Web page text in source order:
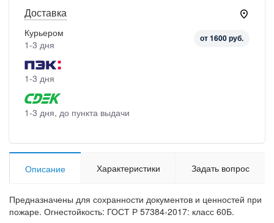
Доставка
Курьером
1-3 дня
от 1600 руб.
1-3 дня
1-3 дня, до пункта выдачи
Описание Характеристики Задать вопрос
Предназначены для сохранности документов и ценностей при
пожаре. Огнестойкость: ГОСТ Р 57384-2017: класс 60Б.